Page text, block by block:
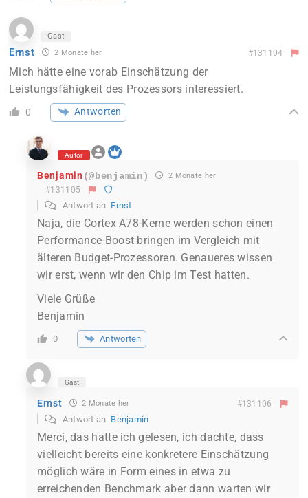
Gast
Ernst 2 Monate her #131104
Mich hätte eine vorab Einschätzung der
Leistungsfähigkeit des Prozessors interessiert.
0 Antworten
Autor
Benjamin (@benjamin) 2 Monate her
#131105
Antwort an Ernst
Naja, die Cortex A78-Kerne werden schon einen
Performance-Boost bringen im Vergleich mit
älteren Budget-Prozessoren. Genaueres wissen
wir erst, wenn wir den Chip im Test hatten.
Viele Grüße
Benjamin
0 Antworten
Gast
Ernst 2 Monate her #131106
Antwort an Benjamin
Merci, das hatte ich gelesen, ich dachte, dass
vielleicht bereits eine konkretere Einschätzung
möglich wäre in Form eines in etwa zu
erreichenden Benchmark aber dann warten wir